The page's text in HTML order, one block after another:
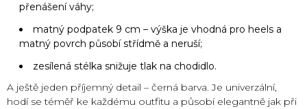
přenášení váhy;
matný podpatek 9 cm – výška je vhodná pro heels a
matný povrch působí střídmě a neruší;
zesílená stélka snižuje tlak na chodidlo.
A ještě jeden příjemný detail – černá barva. Je univerzální,
hodí se téměř ke každému outfitu a působí elegantně jak při